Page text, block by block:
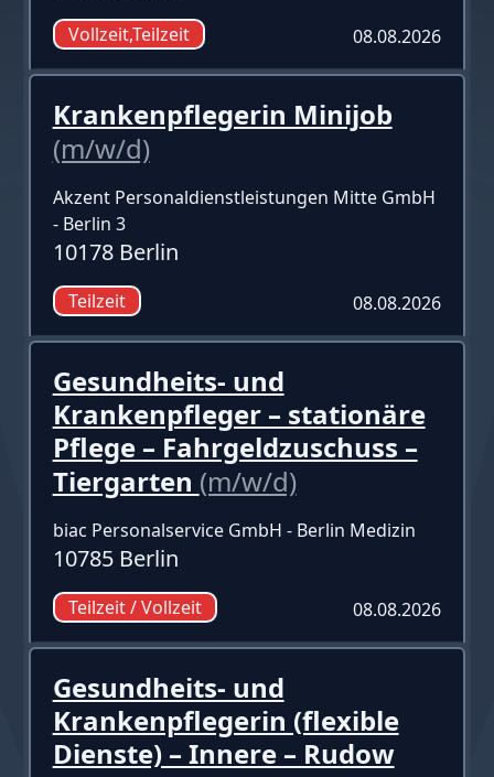
Vollzeit,Teilzeit 08.08.2026
Krankenpflegerin Minijob
(m/w/d)
Akzent Personaldienstleistungen Mitte GmbH
- Berlin 3
10178 Berlin
Teilzeit 08.08.2026
Gesundheits- und
Krankenpfleger – stationäre
Pflege – Fahrgeldzuschuss –
Tiergarten (m/w/d)
biac Personalservice GmbH - Berlin Medizin
10785 Berlin
Teilzeit / Vollzeit 08.08.2026
Gesundheits- und
Krankenpflegerin (flexible
Dienste) – Innere – Rudow